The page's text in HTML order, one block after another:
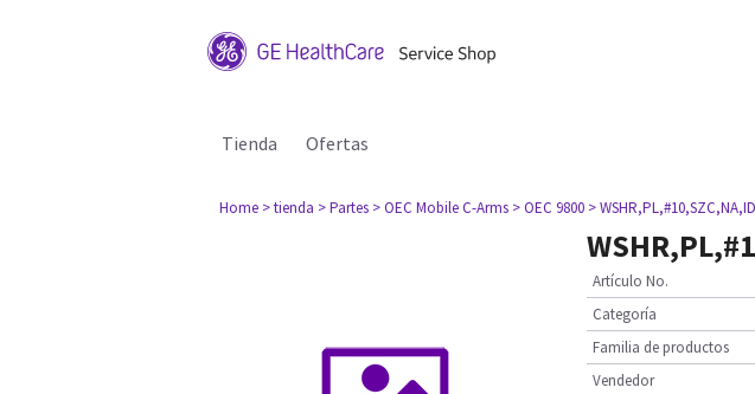
Tienda Ofertas
Home > tienda > Partes > OEC Mobile C-Arms > OEC 9800 >
Artículo No.
Categoría
Familia de productos
Vendedor